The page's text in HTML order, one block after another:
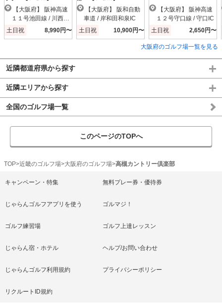
１１号池田線 / 川西小
花IC
土日祝 8,990円〜
車道 / 岸和田和泉IC
土日祝
10,900円〜
１２号守口線 / 守口IC
土日祝
2,650円〜
大阪府のゴルフ場一覧を見る
近隣都道府県から探す
近隣エリアから探す
全国のゴルフ場一覧
このページのTOPへ
TOP 近畿のゴルフ場 大阪府のゴルフ場 高槻カントリー倶楽部
キャンペーン・特集 無料プレー券・優待券
じゃらんゴルフアプリを使う ゴルマジ！
ゴルフ練習場 ゴルフ上達レッスン
じゃらん宿・ホテル ヘルプ/お問い合わせ
じゃらんゴルフ利用規約 プライバシーポリシー
リクルートID規約